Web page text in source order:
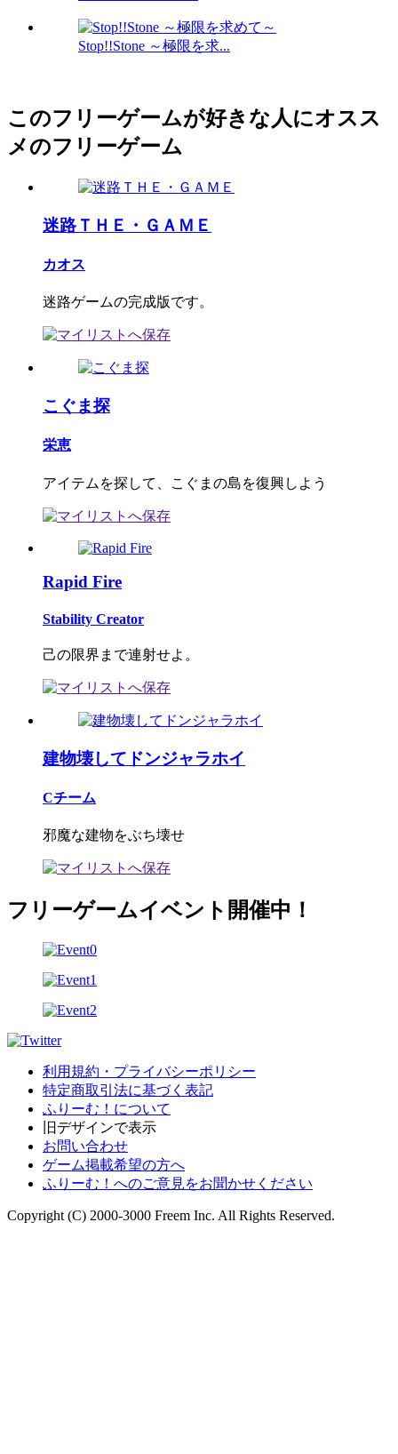
Stop!!Stone ～極限を求...
このフリーゲームが好きな人にオスス
メのフリーゲーム
迷路ＴＨＥ・ＧＡＭＥ
カオス
迷路ゲームの完成版です。
こぐま探
栄恵
アイテムを探して、こぐまの島を復興しよう
Rapid Fire
Stability Creator
己の限界まで連射せよ。
建物壊してドンジャラホイ
Cチーム
邪魔な建物をぶち壊せ
フリーゲームイベント開催中！
利用規約・プライバシーポリシー
特定商取引法に基づく表記
ふりーむ！について
旧デザインで表示
お問い合わせ
ゲーム掲載希望の方へ
ふりーむ！へのご意見をお聞かせください
Copyright (C) 2000-3000 Freem Inc. All Rights Reserved.